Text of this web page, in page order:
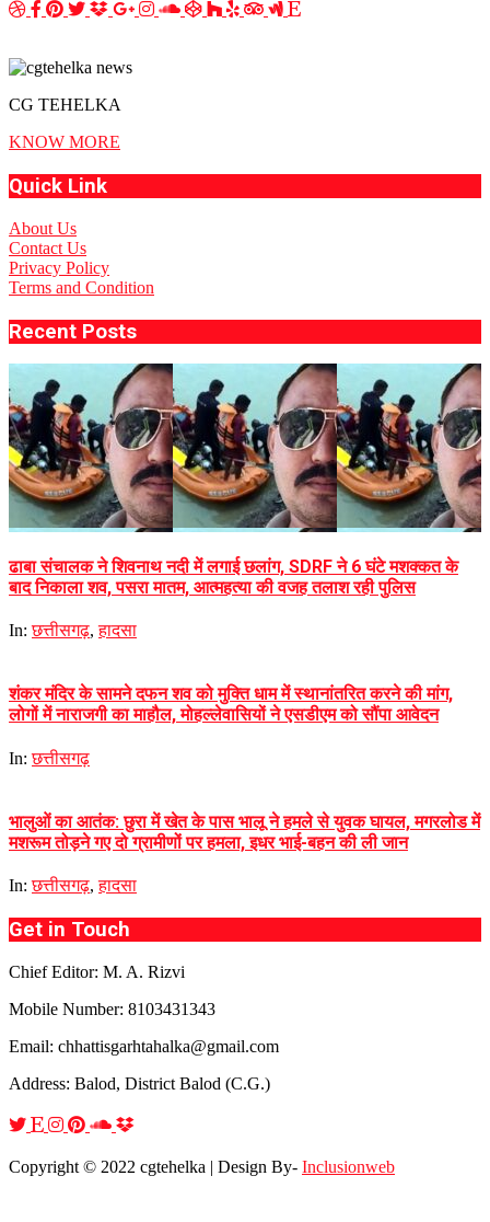
CG TEHELKA
KNOW MORE
Quick Link
About Us
Contact Us
Privacy Policy
Terms and Condition
Recent Posts
ढाबा संचालक ने शिवनाथ नदी में लगाई छलांग, SDRF ने 6 घंटे मशक्कत के
बाद निकाला शव, पसरा मातम, आत्महत्या की वजह तलाश रही पुलिस
In: छत्तीसगढ़,हादसा
शंकर मंदिर के सामने दफन शव को मुक्ति धाम में स्थानांतरित करने की मांग,
लोगों में नाराजगी का माहौल, मोहल्लेवासियों ने एसडीएम को सौंपा आवेदन
In: छत्तीसगढ़
भालुओं का आतंक: छुरा में खेत के पास भालू ने हमले से युवक घायल, मगरलोड में
मशरूम तोड़ने गए दो ग्रामीणों पर हमला, इधर भाई-बहन की ली जान
In: छत्तीसगढ़,हादसा
Get in Touch
Chief Editor: M. A. Rizvi
Mobile Number: 8103431343
Email: chhattisgarhtahalka@gmail.com
Address: Balod, District Balod (C.G.)
Copyright © 2022 cgtehelka | Design By- Inclusionweb